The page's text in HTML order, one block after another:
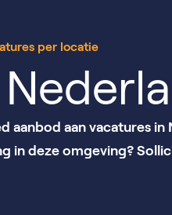
per locatie
aanbod aan vacatures in
in deze omgeving?